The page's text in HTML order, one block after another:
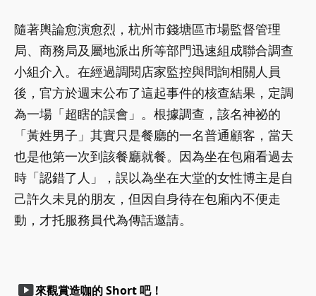
隨著輿論愈演愈烈，杭州市錢塘區市場監督管理
局、商務局及屬地派出所等部門迅速組成聯合調查
小組介入。在經過調閱店家監控與問詢相關人員
後，官方於週末公布了這起事件的核查結果，定調
為一場「超瞎的誤會」。根據調查，該名神祕的
「黃姓男子」其實只是餐廳的一名普通顧客，當天
也是他第一次到該餐廳就餐。因為坐在包廂看過去
時「認錯了人」，誤以為坐在大堂的女性博主是自
己許久未見的朋友，但因自身待在包廂內不便走
動，才托服務員代為傳話邀請。
smart_display來觀賞造咖的 Short 吧！